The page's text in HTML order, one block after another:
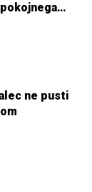
ne pusti